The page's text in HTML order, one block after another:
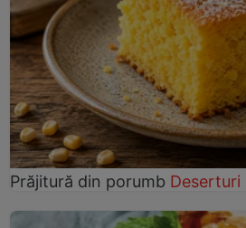
Prăjitură din porumb Deserturi